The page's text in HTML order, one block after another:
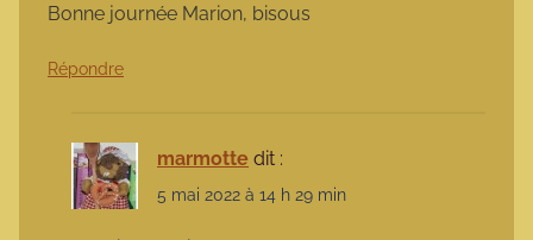
Bonne journée Marion, bisous
Répondre
marmotte dit :
5 mai 2022 à 14 h 29 min